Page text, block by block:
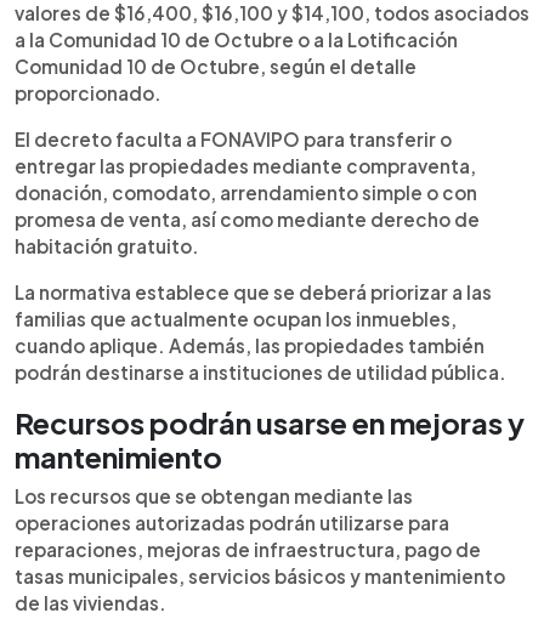
valores de $16,400, $16,100 y $14,100, todos asociados
a la Comunidad 10 de Octubre o a la Lotificación
Comunidad 10 de Octubre, según el detalle
proporcionado.
El decreto faculta a FONAVIPO para transferir o
entregar las propiedades mediante compraventa,
donación, comodato, arrendamiento simple o con
promesa de venta, así como mediante derecho de
habitación gratuito.
La normativa establece que se deberá priorizar a las
familias que actualmente ocupan los inmuebles,
cuando aplique. Además, las propiedades también
podrán destinarse a instituciones de utilidad pública.
Recursos podrán usarse en mejoras y
mantenimiento
Los recursos que se obtengan mediante las
operaciones autorizadas podrán utilizarse para
reparaciones, mejoras de infraestructura, pago de
tasas municipales, servicios básicos y mantenimiento
de las viviendas.